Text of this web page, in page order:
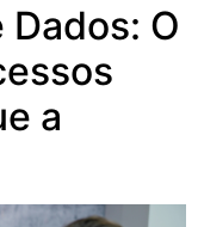
O
a